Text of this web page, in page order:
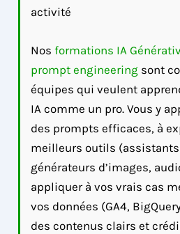
activité
Nosformations IA
prompt engineering sont
équipes qui veulent
IA comme un pro. Vous y
des prompts efficaces, à
meilleurs outils (assistants
générateurs d’images,
appliquer à vos vrais cas
vos données (GA4,
des contenus clairs et